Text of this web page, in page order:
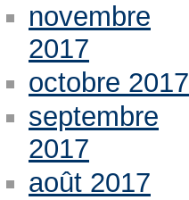
novembre
2017
octobre 2017
septembre
2017
août 2017